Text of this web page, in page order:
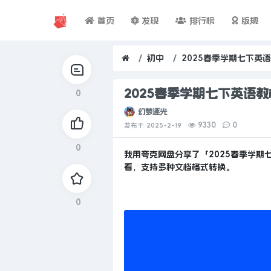
首页 发现 排行榜 版规
0
0
0
初中 2025春季学期七下英
2025春季学期七下英语
幻梦逐光
发布于 2025-2-19 9330 0
我用夸克网盘分享了「2025春季学期
看，支持多种文档格式转换。